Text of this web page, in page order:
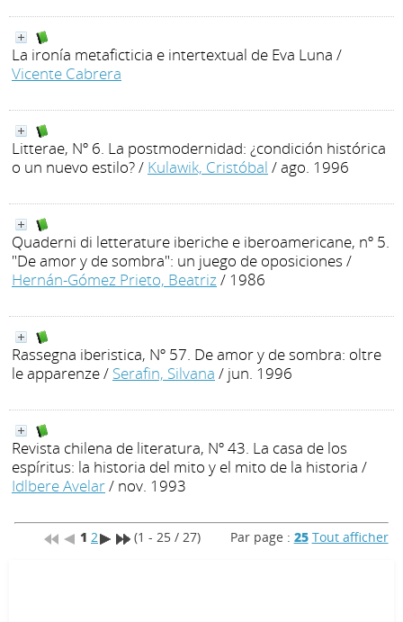
La ironía metaficticia e intertextual de Eva Luna /
Vicente Cabrera
Litterae, Nº 6. La postmodernidad: ¿condición histórica
o un nuevo estilo?/ Kulawik, Cristóbal / ago. 1996
Quaderni di letterature iberiche e iberoamericane, nº 5.
"De amor y de sombra": un juego de oposiciones /
Hernán-Gómez Prieto, Beatriz/ 1986
Rassegna iberistica, Nº 57. De amor y de sombra: oltre
le apparenze/ Serafin, Silvana / jun. 1996
Revista chilena de literatura, Nº 43. La casa de los
espíritus: la historia del mito y el mito de la historia /
Idlbere Avelar/ nov. 1993
1 2 (1 - 25 / 27) Par page : 25 Tout afficher